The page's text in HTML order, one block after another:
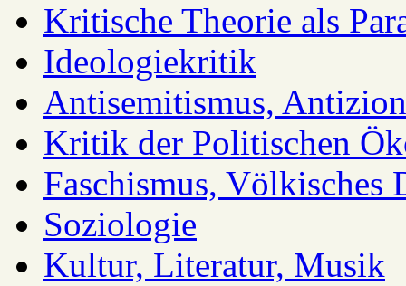
Kritische Theorie als
Ideologiekritik
Antisemitismus,
Kritik der Politischen
Faschismus, Völkisches
Soziologie
Kultur, Literatur, Musik